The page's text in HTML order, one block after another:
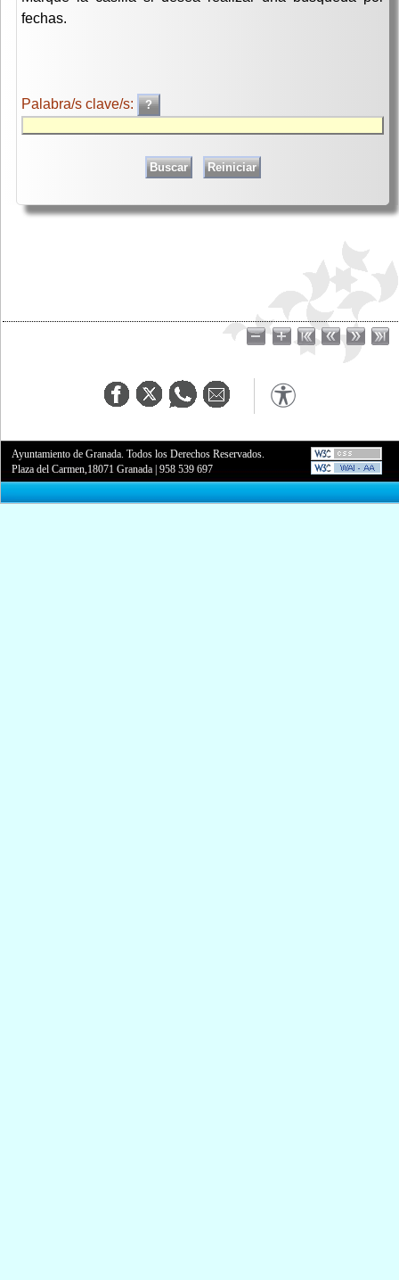
fechas.
Palabra/s clave/s:
Ayuntamiento de Granada. Todos los Derechos Reservados.
Plaza del Carmen,18071 Granada |958 539 697